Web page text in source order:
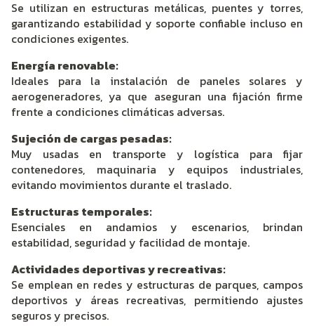
Se utilizan en estructuras metálicas, puentes y torres,
garantizando estabilidad y soporte confiable incluso en
condiciones exigentes.
Energía renovable:
Ideales para la instalación de paneles solares y
aerogeneradores, ya que aseguran una fijación firme
frente a condiciones climáticas adversas.
Sujeción de cargas pesadas:
Muy usadas en transporte y logística para fijar
contenedores, maquinaria y equipos industriales,
evitando movimientos durante el traslado.
Estructuras temporales:
Esenciales en andamios y escenarios, brindan
estabilidad, seguridad y facilidad de montaje.
Actividades deportivas y recreativas:
Se emplean en redes y estructuras de parques, campos
deportivos y áreas recreativas, permitiendo ajustes
seguros y precisos.